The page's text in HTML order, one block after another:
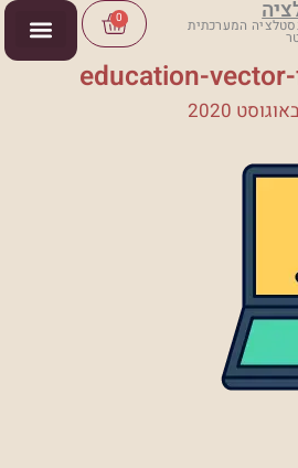
המערכתית 0
Cart
education-